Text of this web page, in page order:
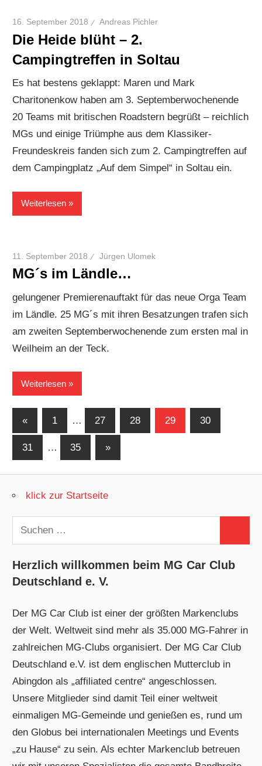
16. September 2018 Andreas Pichler
Die Heide blüht – 2.
Campingtreffen in Soltau
Es hat bestens geklappt: Maren und Mark
Charitonenkow haben am 3. Septemberwochenende
20 Teams mit britischen Roadstern begrüßt – reichlich
MGs und einige Triümphe aus dem Klassiker-
Freundeskreis fanden sich zum 2. Campingtreffen auf
dem Campingplatz „Auf dem Simpel“ in Soltau ein.
Weiterlesen
11. September 2018 Jürgen Ulomek
MG´s im Ländle…
gelungener Premierenauftakt für das neue Orga Team
im Ländle. 25 MG´s mit ihren Besatzungen trafen sich
am zweiten Septemberwochenende zum ersten mal in
Weilheim an der Teck.
Weiterlesen
Seitennummerierung
der
Beiträge
«Vorherige
Beiträge
1 … 27 28 29 30
31 … 35
Nächste
Beiträge
»
klick zur Startseite
Suchen
nach:
Herzlich willkommen beim MG Car Club
Deutschland e. V.
Der MG Car Club ist einer der größten Markenclubs
der Welt. Weltweit sind mehr als 35.000 MG-Fahrer in
zahlreichen MG-Clubs organisiert. Der MG Car Club
Deutschland e.V. ist dem englischen Mutterclub in
Abingdon als „affiliated centre“ angeschlossen.
Unsere Mitglieder sind damit Teil einer weltweit
einmaligen MG-Gemeinde und genießen es, rund um
den Globus bei internationalen Meetings und Events
„zu Hause“ zu sein. Als echter Markenclub betreuen